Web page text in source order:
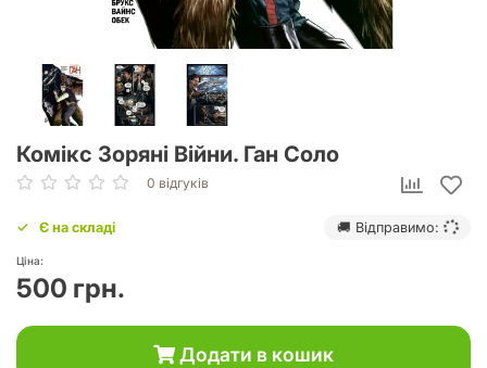
Комікс Зоряні Війни. Ган Соло
0 відгуків
Є на складі 🚚 Відправимо:
Ціна:
500 грн.
Додати в кошик